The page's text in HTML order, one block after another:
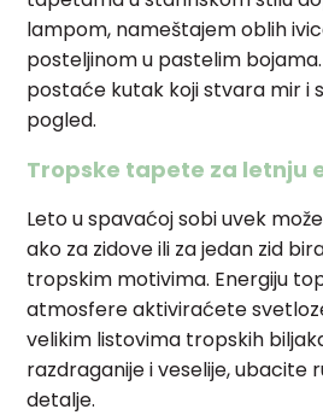
lampom, nameštajem oblih
posteljinom u pastelim
postaće kutak koji stvara mir i
pogled.
Tropske tapete za letnju
Leto u spavaćoj sobi uvek
ako za zidove ili za jedan zid
tropskim motivima. Energiju
atmosfere aktiviraćete
velikim listovima tropskih
razdraganije i veselije, ubacite
detalje.